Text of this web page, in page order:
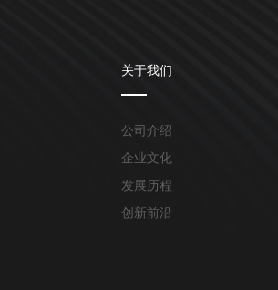
关于我们
公司介绍
企业文化
发展历程
创新前沿